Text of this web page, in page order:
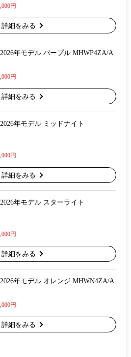
円
詳細をみる
年モデル パープル MHWP4ZA/A
円
詳細をみる
年モデル ミッドナイト
円
詳細をみる
年モデル スターライト
円
詳細をみる
年モデル オレンジ MHWN4ZA/A
円
詳細をみる